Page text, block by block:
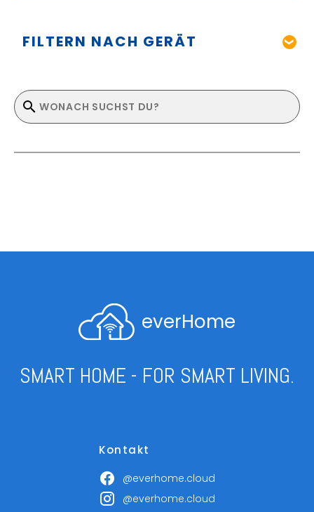
FILTERN NACH GERÄT
everHome
SMART HOME - FOR SMART LIVING.
Kontakt
@everhome.cloud
@everhome.cloud